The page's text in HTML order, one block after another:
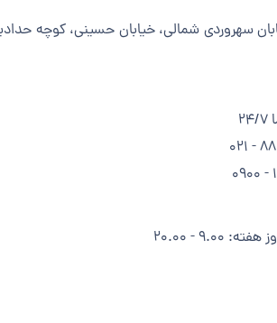
سهروردی شمالی، خیابان حسینی، کوچه
9.00 - 20.00